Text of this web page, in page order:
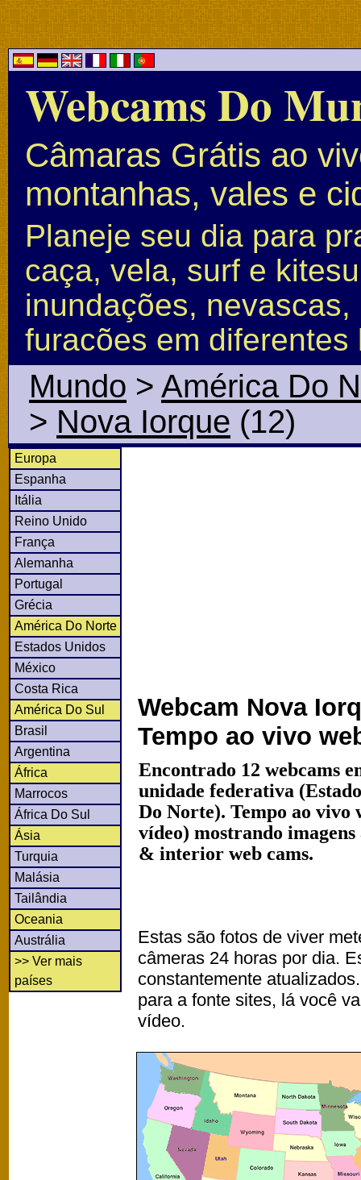
Webcams Do
Câmaras Grátis ao
montanhas, vales e
Planeje seu dia para
caça, vela, surf e
inundações,
furacões em
Mundo > América Do
> Nova Iorque (12)
Europa
Espanha
Itália
Reino Unido
França
Alemanha
Portugal
Grécia
América Do Norte
Estados Unidos
México
Costa Rica
América Do Sul
Brasil
Argentina
África
Marrocos
África Do Sul
Ásia
Turquia
Malásia
Tailândia
Oceania
Austrália
>> Ver mais
países
Webcam Nova
Tempo ao vivo
Encontrado 12 webcams
unidade federativa
Do Norte). Tempo ao vivo
vídeo) mostrando
& interior web cams.
Estas são fotos de viver
câmeras 24 horas por dia.
constantemente
para a fonte sites, lá você
vídeo.